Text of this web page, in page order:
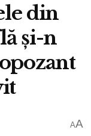
din
și-n
AA